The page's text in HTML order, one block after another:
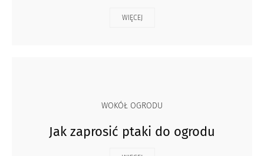
WIĘCEJ
WOKÓŁ OGRODU
Jak zaprosić ptaki do ogrodu